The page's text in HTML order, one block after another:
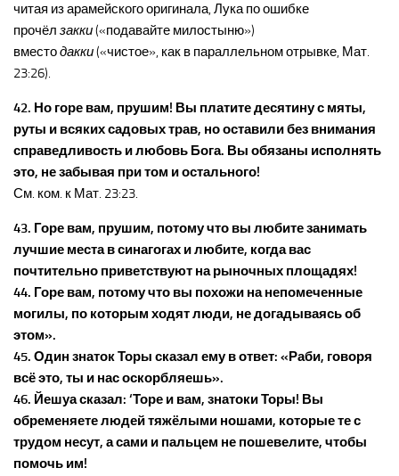
читая из арамейского оригинала, Лука по ошибке
прочёл закки(«подавайте милостыню»)
вместодакки(«чистое», как в параллельном отрывке, Мат.
23:26).
42. Но горе вам, прушим! Вы платите десятину с мяты,
руты и всяких садовых трав, но оставили без внимания
справедливость и любовь Бога. Вы обязаны исполнять
это, не забывая при том и остального!
См. ком. к Мат. 23:23.
43. Горе вам, прушим, потому что вы любите занимать
лучшие места в синагогах и любите, когда вас
почтительно приветствуют на рыночных площадях!
44. Горе вам, потому что вы похожи на непомеченные
могилы, по которым ходят люди, не догадываясь об
этом».
45. Один знаток Торы сказал ему в ответ: «Раби, говоря
всё это, ты и нас оскорбляешь».
46. Йешуа сказал: ‘Торе и вам, знатоки Торы! Вы
обременяете людей тяжёлыми ношами, которые те с
трудом несут, а сами и пальцем не пошевелите, чтобы
помочь им!